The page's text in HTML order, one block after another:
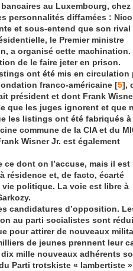
au Luxembourg, chez
personnalités diffamées :
et sous-entend que son rival
le Premier ministre
a organisé cette machination.
de le faire jeter en prison.
ont été mis en circulation
franco-américaine [5],
président et dont Frank
que les juges ignorent et que
les listings ont été fabriqués à
commune de la CIA et du
Wisner Jr. est également
ce dont on l’accuse, mais il est
résidence et, de facto, écarté
politique. La voie est libre à
candidatures d’opposition.
au parti socialistes sont
pour attirer de nouveaux
de jeunes prennent leur
mille nouveaux adhérents
Parti trotskiste « lambertiste